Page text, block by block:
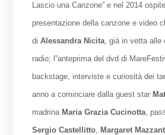
Lascio una Canzone” e nel 2014
presentazione della canzone e video
diAlessandra Nicita, già in vetta alle
radio; l”anteprima del dvd di
backstage, interviste e curiosità dei
anno a cominciare dalla guest star
madrinaMaria Grazia Cucinotta,
Sergio Castellitto, Margaret